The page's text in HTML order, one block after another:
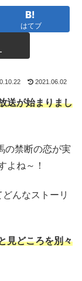
はてブ
2021.06.02
送が始まりまし
の禁断の恋が実
よね～！
んなストーリ
見どころを別々